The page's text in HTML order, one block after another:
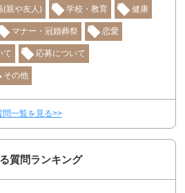
(親や友人) 学校・教育 健康
マナー・冠婚葬祭 恋愛
て 応募について
その他
問一覧を見る>>
質問ランキング